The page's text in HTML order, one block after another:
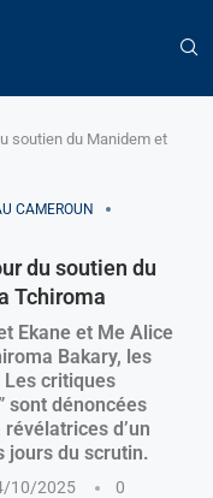
soutien du Manidem et
CAMEROUN
du soutien du
Tchiroma
Ekane et Me Alice
Bakary, les
Les critiques
sont dénoncées
d’un
jours du scrutin.
10/2025
0